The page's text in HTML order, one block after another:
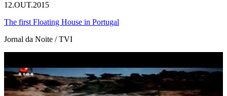
12.OUT.2015
The first Floating House in Portugal
Jornal da Noite / TVI